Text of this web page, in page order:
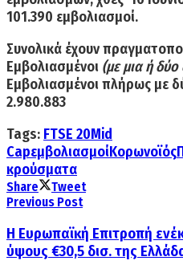
101.390 εμβολιασμοί.
Συνολικά έχουν
Εμβολιασμένοι (με μια ή δύο
Εμβολιασμένοι πλήρως με
2.980.883
Tags: FTSE 20Mid
CapεμβολιασμοίΚορωνοϊός
κρούσματα
Share
Tweet
Previous Post
Η Ευρωπαϊκή Επιτροπή
ύψους €30,5 δισ. της